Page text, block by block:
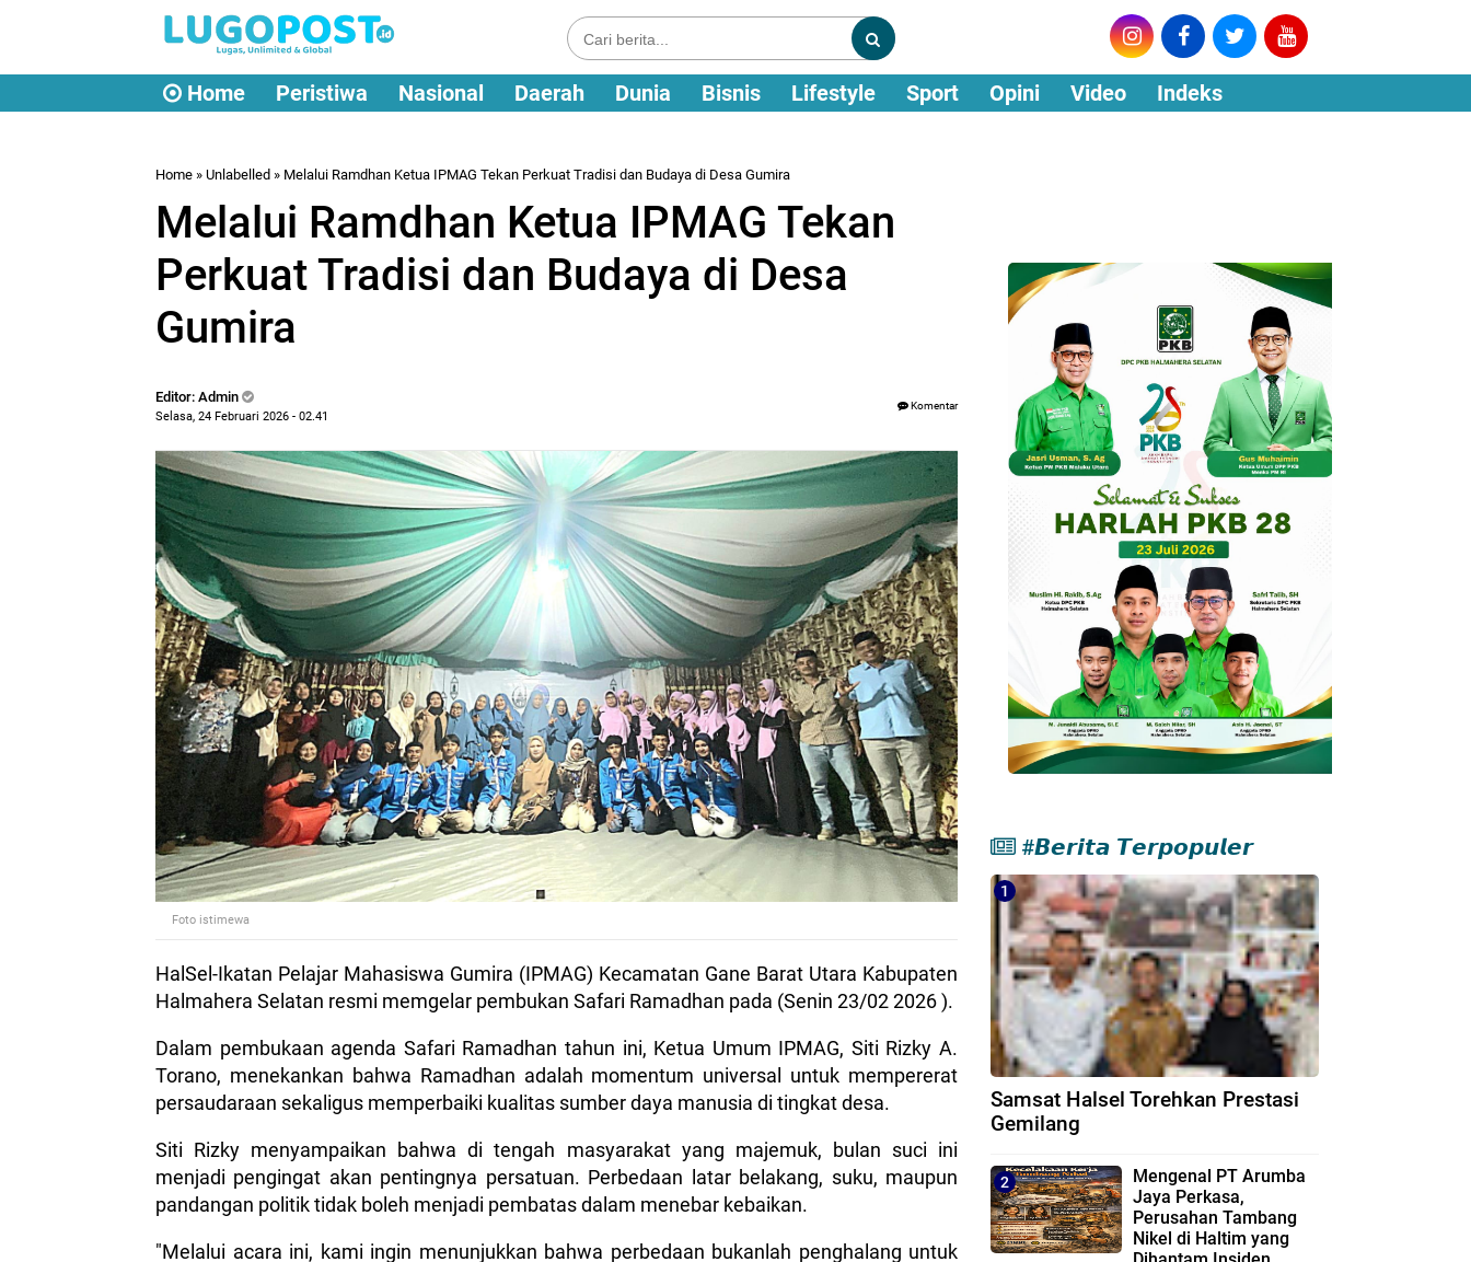
Home Peristiwa Nasional Daerah Dunia Bisnis Lifestyle Sport Opini Video Indeks
Home » Unlabelled » Melalui Ramdhan Ketua IPMAG Tekan Perkuat Tradisi dan Budaya di Desa Gumira
Melalui Ramdhan Ketua IPMAG Tekan
Perkuat Tradisi dan Budaya di Desa
Gumira
Editor: Admin
Selasa, 24 Februari 2026 - 02.41
Komentar
Foto istimewa
HalSel-Ikatan Pelajar Mahasiswa Gumira (IPMAG) Kecamatan Gane Barat Utara Kabupaten
Halmahera Selatan resmi memgelar pembukan Safari Ramadhan pada (Senin 23/02 2026 ).
Dalam pembukaan agenda Safari Ramadhan tahun ini, Ketua Umum IPMAG, Siti Rizky A.
Torano, menekankan bahwa Ramadhan adalah momentum universal untuk mempererat
persaudaraan sekaligus memperbaiki kualitas sumber daya manusia di tingkat desa.
Siti Rizky menyampaikan bahwa di tengah masyarakat yang majemuk, bulan suci ini
menjadi pengingat akan pentingnya persatuan. Perbedaan latar belakang, suku, maupun
pandangan politik tidak boleh menjadi pembatas dalam menebar kebaikan.
"Melalui acara ini, kami ingin menunjukkan bahwa perbedaan bukanlah penghalang untuk
#𝘽𝙚𝙧𝙞𝙩𝙖 𝙏𝙚𝙧𝙥𝙤𝙥𝙪𝙡𝙚𝙧
Samsat Halsel Torehkan Prestasi
Gemilang
Mengenal PT Arumba
Jaya Perkasa,
Perusahan Tambang
Nikel di Haltim yang